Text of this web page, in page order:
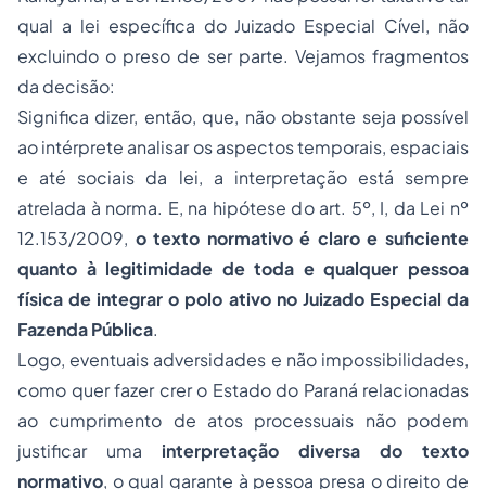
qual a lei específica do Juizado Especial Cível, não
excluindo o preso de ser parte. Vejamos fragmentos
da decisão:
Significa dizer, então, que, não obstante seja possível
ao intérprete analisar os aspectos temporais, espaciais
e até sociais da lei, a interpretação está sempre
atrelada à norma. E, na hipótese do art. 5º, I, da Lei nº
12.153/2009, o texto normativo é claro e suficiente
quanto à legitimidade de toda e qualquer pessoa
física de integrar o polo ativo no Juizado Especial da
Fazenda Pública.
Logo, eventuais adversidades e não impossibilidades,
como quer fazer crer o Estado do Paraná relacionadas
ao cumprimento de atos processuais não podem
justificar uma interpretação diversa do texto
normativo, o qual garante à pessoa presa o direito de